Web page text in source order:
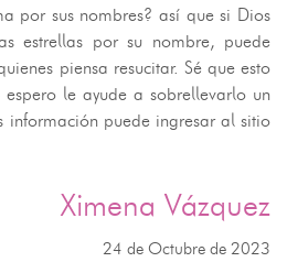
por sus nombres? así que si Dios
estrellas por su nombre, puede
piensa resucitar. Sé que esto
le ayude a sobrellevarlo un
información puede ingresar al sitio
Ximena Vázquez
24 de Octubre de 2023